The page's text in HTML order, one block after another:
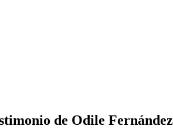
de Odile Fernández